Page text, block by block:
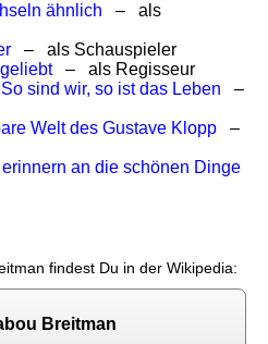
ähnlich – als
– als Schauspieler
– als Regisseur
sind wir, so ist das Leben –
Welt des Gustave Klopp –
an die schönen Dinge
findest Du in der Wikipedia:
Breitman